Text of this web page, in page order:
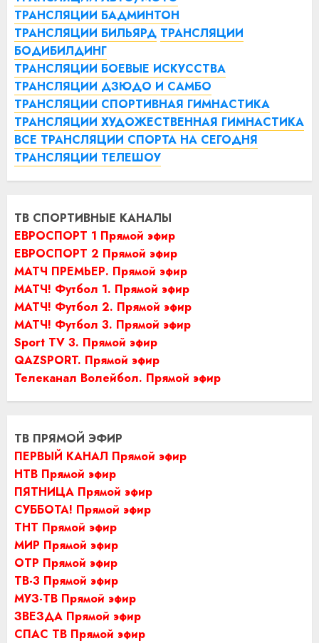
ТРАНСЛЯЦИИ БАДМИНТОН
ТРАНСЛЯЦИИ БИЛЬЯРД ТРАНСЛЯЦИИ
БОДИБИЛДИНГ
ТРАНСЛЯЦИИ БОЕВЫЕ ИСКУССТВА
ТРАНСЛЯЦИИ ДЗЮДО И САМБО
ТРАНСЛЯЦИИ СПОРТИВНАЯ ГИМНАСТИКА
ТРАНСЛЯЦИИ ХУДОЖЕСТВЕННАЯ ГИМНАСТИКА
ВСЕ ТРАНСЛЯЦИИ СПОРТА НА СЕГОДНЯ
ТРАНСЛЯЦИИ ТЕЛЕШОУ
ТВ СПОРТИВНЫЕ КАНАЛЫ
ЕВРОСПОРТ 1 Прямой эфир
ЕВРОСПОРТ 2 Прямой эфир
МАТЧ ПРЕМЬЕР. Прямой эфир
МАТЧ! Футбол 1. Прямой эфир
МАТЧ! Футбол 2. Прямой эфир
МАТЧ! Футбол 3. Прямой эфир
Sport TV 3. Прямой эфир
QAZSPORT. Прямой эфир
Телеканал Волейбол. Прямой эфир
ТВ ПРЯМОЙ ЭФИР
ПЕРВЫЙ КАНАЛ Прямой эфир
НТВ Прямой эфир
ПЯТНИЦА Прямой эфир
СУББОТА! Прямой эфир
ТНТ Прямой эфир
МИР Прямой эфир
ОТР Прямой эфир
ТВ-3 Прямой эфир
МУЗ-ТВ Прямой эфир
ЗВЕЗДА Прямой эфир
СПАС ТВ Прямой эфир